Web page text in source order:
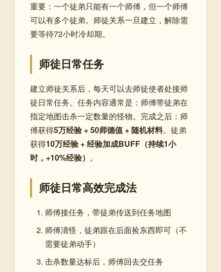
重要：一个徒弟只能有一个师傅，但一个师傅
可以有多个徒弟。师徒关系一旦建立，解除需
要等待72小时冷却期。
师徒日常任务
建立师徒关系后，每天可以去师徒使者处接师
徒日常任务。任务内容通常是：师傅带徒弟在
指定地图击杀一定数量的怪物。完成之后：师
傅获得5万经验 + 50师德值 + 随机材料。徒弟
获得10万经验 + 经验加成BUFF（持续1小
时，+10%经验） 。
师徒日常高效完成法
师傅接任务，带徒弟传送到任务地图
师傅清怪，徒弟跟在后面捡东西即可（不
需要徒弟动手）
击杀数量达标后，师傅回去交任务